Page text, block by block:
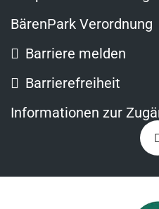
BärenPark Verordnung
Barriere melden
Barrierefreiheit
Informationen zur